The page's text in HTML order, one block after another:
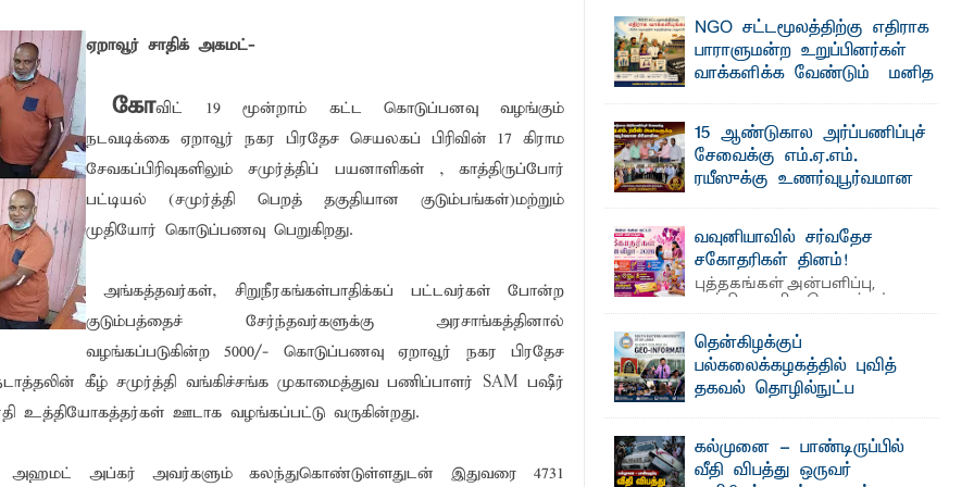
சோதனை- 187 வழக்குகள் பதிவு, 23 மோட்டார் சைக்கிள்கள் பறிமுதல்
தொழில்நுட்ப குறுகியகால கற்கைநெறி ஆரம்பம்: பன்முகக் கல்வியும் நவீன தொழில்நுட்பமும்
எம். பாஸில்
தயாராகவிருந்த நெல் வயல்களை துவம்சம் செய்த காட்டு யானைகள்
பெருமை
அமர்வுகள்; 3,397 பட்டதாரிகளுக்கு பட்டங்கள் – சிறந்த மாணவர்களுக்கு தங்கப்பதக்கங்கள்,
ஆண்டு பவள விழா ஏற்பாடுகள் தொடர்பாக அம்பாறை மாவட்டத்தில் ஆலோசனைக் கூட்டம்
புதிய செயலாளராக நாபி எம். முஸ்னி பதவியேற்பு
மறைந்திருக்கும் அதிசயம்
கழகத்தின் ரீஜென்சி டி20 பிளாஸ்ட் கிரிக்கெட் சுற்றுப்போட்டி உத்தியோகபூர்வமாக ஆரம்பம்
ஏறாவூர் சாதிக் அகமட்-
கோவிட் 19 மூன்றாம் கட்ட கொடுப்பனவு வழங்கும்
நடவடிக்கை ஏறாவூர் நகர பிரதேச செயலகப் பிரிவின் 17 கிராம
சேவகப்பிரிவுகளிலும் சமுர்த்திப் பயனாளிகள் , காத்திருப்போர்
பட்டியல் (சமுர்த்தி பெறத் தகுதியான குடும்பங்கள்)மற்றும்
முதியோர் கொடுப்பணவு பெறுகிறது.
அங்கத்தவர்கள், சிறுநீரகங்கள்பாதிக்கப் பட்டவர்கள் போன்ற
குடும்பத்தைச் சேர்ந்தவர்களுக்கு அரசாங்கத்தினால்
வழங்கப்படுகின்ற 5000/- கொடுப்பணவு ஏறாவூர் நகர பிரதேச
கீழ் சமுர்த்தி வங்கிச்சங்க முகாமைத்துவ பணிப்பாளர் SAM பஷீர்
உத்தியோகத்தர்கள் ஊடாக வழங்கப்பட்டு வருகின்றது.
அஹமட் அப்கர் அவர்களும் கலந்துகொண்டுள்ளதுடன் இதுவரை 4731
தெ ன்கிழக்குப் பல்கலைக்கழகத்தின் கலை
மற்றும் கலாசாரப் பீடத்தின் கல்வி மற்றும்
நிர்வாக வளர்ச்சியில் ...
NGO சட்டமூலத்திற்கு எதிராக
பாராளுமன்ற உறுப்பினர்கள்
வாக்களிக்க வேண்டும் – மனித
அருட்பணி லூக்ஜோன் வேண்டுகோள்
ஜே. எப். காமிலா பேகம்- இ லங்கை
அரசாங்கம் அரசுசாரா அமைப்புகள் (NGO)
தொடர்பான புதிய சட்டமூலத்தை ...
15 ஆண்டுகால அர்ப்பணிப்புச்
சேவைக்கு எம்.ஏ.எம்.
ரயீஸுக்கு உணர்வுபூர்வமான
தெ ன்கிழக்குப் பல்கலைக்கழகத்தின்
நிர்வாக பிரிவிலும் பிரயோக விஞ்ஞான
பீடத்திலும் 15 ஆண்டுகள் ...
வவுனியாவில் சர்வதேச
சகோதரிகள் தினம்!
புத்தகங்கள் அன்பளிப்பு,
அத்தியாவசிய பொருட்கள்
வழங்கல், கவியரங்கம் மற்றும் கலை
நிகழ்ச்சிகளுடன் ...தென்கிழக்குப்
பல்கலைக்கழகத்தில் புவித்
தகவல் தொழில்நுட்ப
ஆரம்பம்: பன்முகக் கல்வியும் நவீன
தொழில்நுட்பமும் காலத்தின் தேவை –
பீடாதிபதி பேராசிரியர் எம். எம். பாஸில்
கல்முனை - பாண்டிருப்பில்
வீதி விபத்து ஒருவர்